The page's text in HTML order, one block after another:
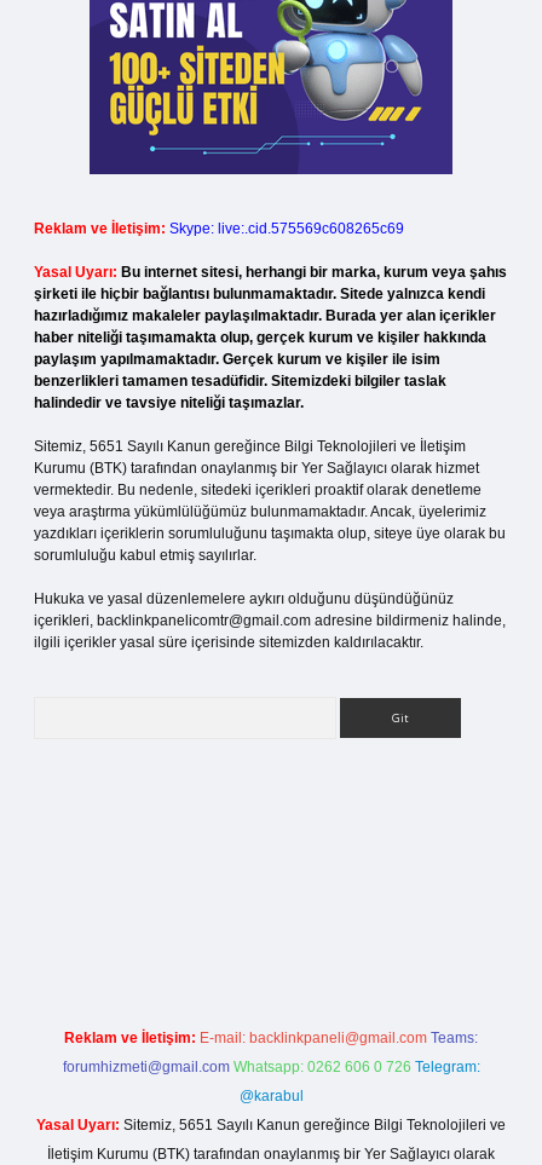
Reklam ve İletişim: Skype: live:.cid.575569c608265c69
Yasal Uyarı: Bu internet sitesi, herhangi bir marka, kurum veya şahıs
şirketi ile hiçbir bağlantısı bulunmamaktadır. Sitede yalnızca kendi
hazırladığımız makaleler paylaşılmaktadır. Burada yer alan içerikler
haber niteliği taşımamakta olup, gerçek kurum ve kişiler hakkında
paylaşım yapılmamaktadır. Gerçek kurum ve kişiler ile isim
benzerlikleri tamamen tesadüfidir. Sitemizdeki bilgiler taslak
halindedir ve tavsiye niteliği taşımazlar.
Sitemiz, 5651 Sayılı Kanun gereğince Bilgi Teknolojileri ve İletişim
Kurumu (BTK) tarafından onaylanmış bir Yer Sağlayıcı olarak hizmet
vermektedir. Bu nedenle, sitedeki içerikleri proaktif olarak denetleme
veya araştırma yükümlülüğümüz bulunmamaktadır. Ancak, üyelerimiz
yazdıkları içeriklerin sorumluluğunu taşımakta olup, siteye üye olarak bu
sorumluluğu kabul etmiş sayılırlar.
Hukuka ve yasal düzenlemelere aykırı olduğunu düşündüğünüz
içerikleri, backlinkpanelicomtr@gmail.com adresine bildirmeniz halinde,
ilgili içerikler yasal süre içerisinde sitemizden kaldırılacaktır.
Reklam ve İletişim: E-mail: backlinkpaneli@gmail.com Teams:
forumhizmeti@gmail.com Whatsapp: 0262 606 0 726 Telegram:
@karabul
Yasal Uyarı: Sitemiz, 5651 Sayılı Kanun gereğince Bilgi Teknolojileri ve
İletişim Kurumu (BTK) tarafından onaylanmış bir Yer Sağlayıcı olarak